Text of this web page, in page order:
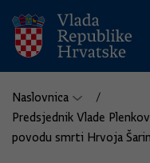
Naslovnica
Predsjednik Vlade
povodu smrti Hrvoja